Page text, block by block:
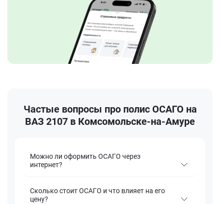
Частые вопросы про полис ОСАГО на
ВАЗ 2107 в Комсомольске-на-Амуре
Можно ли оформить ОСАГО через
интернет?
Сколько стоит ОСАГО и что влияет на его
цену?